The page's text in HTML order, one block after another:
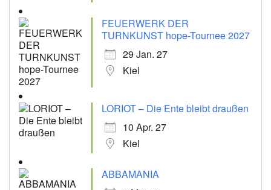
FEUERWERK DER
TURNKUNST hope-Tournee 2027
29 Jan. 27
Kiel
LORIOT – Die Ente bleibt draußen
10 Apr. 27
Kiel
ABBAMANIA